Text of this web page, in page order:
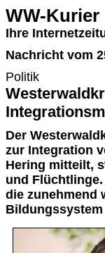
WW-Kurier
Ihre
Nachricht vom
Politik
Der
zur Integration
Hering mitteilt,
und
die zunehmend